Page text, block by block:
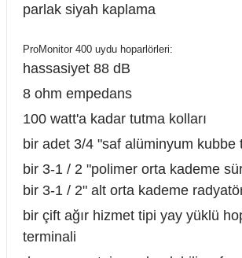
parlak siyah kaplama
ProMonitor 400 uydu hoparlörleri:
hassasiyet 88 dB
8 ohm empedans
100 watt'a kadar tutma kolları
bir adet 3/4 "saf alüminyum kubbe
bir 3-1 / 2 "polimer orta kademe
bir 3-1 / 2" alt orta kademe
bir çift ağır hizmet tipi yay yüklü
terminali